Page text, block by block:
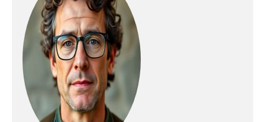
permettre à votre corps
de respirer)